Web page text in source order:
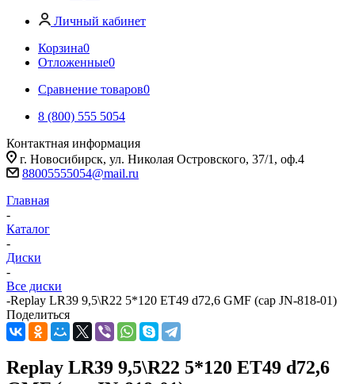
Личный кабинет
Корзина0
Отложенные0
Сравнение товаров0
8 (800) 555 5054
Контактная информация
г. Новосибирск, ул. Николая Островского, 37/1, оф.4
88005555054@mail.ru
Главная
-
Каталог
-
Диски
-
Все диски
-Replay LR39 9,5\R22 5*120 ET49 d72,6 GMF (cap JN-818-01)
Поделиться
Replay LR39 9,5\R22 5*120 ET49 d72,6